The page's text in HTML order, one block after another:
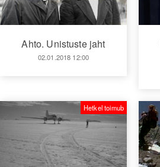
Ahto. Unistuste jaht
02.01.2018 12:00
Hetkel toimub